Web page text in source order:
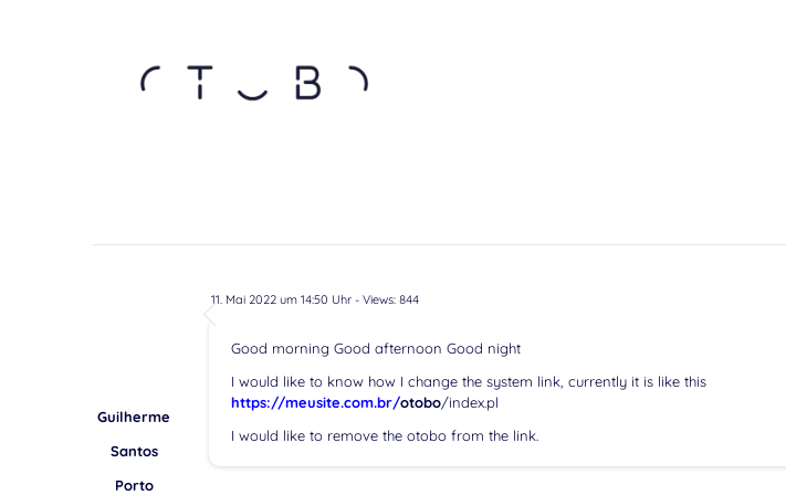
11. Mai 2022 um 14:50 Uhr- Views: 844
Guilherme
Santos
Porto
Good morning Good afternoon Good night
I would like to know how I change the system link, currently it is like this
https://meusite.com.br/otobo/index.pl
I would like to remove the otobo from the link.